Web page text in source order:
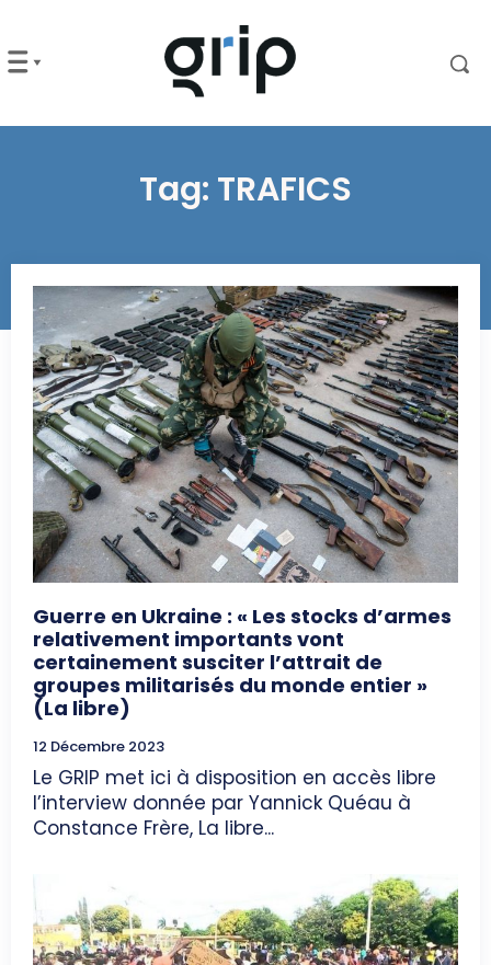
Tag: TRAFICS
Guerre en Ukraine : « Les stocks d’armes
relativement importants vont
certainement susciter l’attrait de
groupes militarisés du monde entier »
(La libre)
12 Décembre 2023
Le GRIP met ici à disposition en accès libre
l’interview donnée par Yannick Quéau à
Constance Frère, La libre...